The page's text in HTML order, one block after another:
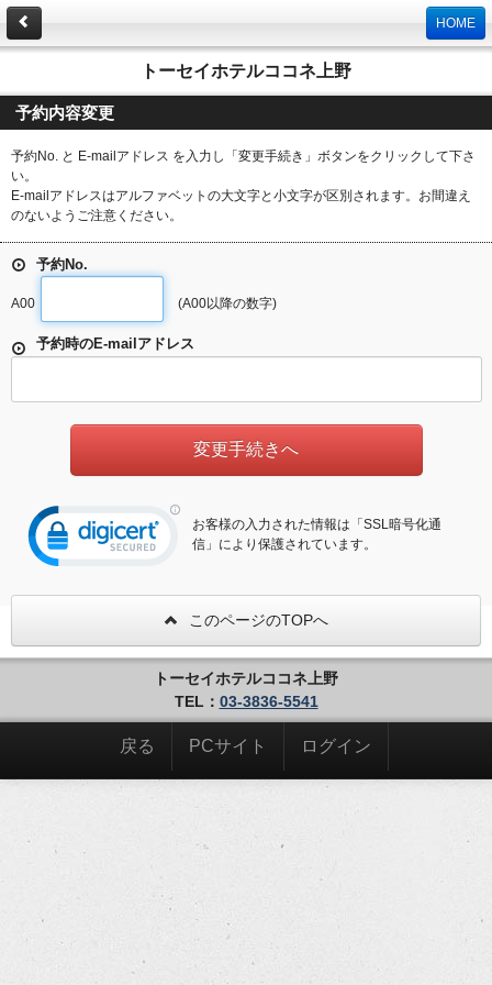
HOME
トーセイホテルココネ上野
予約内容変更
予約No. と E-mailアドレス を入力し「変更手続き」ボタンをクリックして下さ
い。
E-mailアドレスはアルファベットの大文字と小文字が区別されます。お間違え
のないようご注意ください。
予約No.
A00 (A00以降の数字)
予約時のE-mailアドレス
お客様の入力された情報は「SSL暗号化通
信」により保護されています。
このページのTOPへ
トーセイホテルココネ上野
TEL： 03-3836-5541
戻る PCサイト ログイン